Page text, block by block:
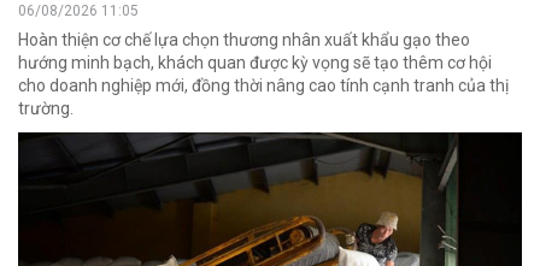
06/08/2026 11:05
Hoàn thiện cơ chế lựa chọn thương nhân xuất khẩu gạo theo
hướng minh bạch, khách quan được kỳ vọng sẽ tạo thêm cơ hội
cho doanh nghiệp mới, đồng thời nâng cao tính cạnh tranh của thị
trường.